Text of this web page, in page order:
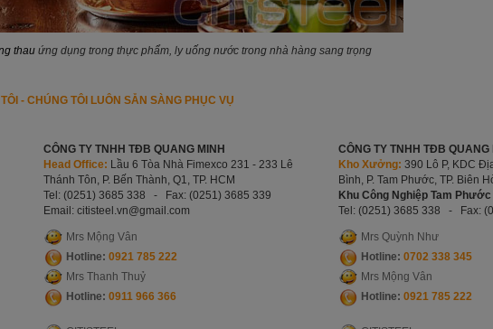
thauứng dụng trong thực phẩm, ly uống nước trong nhà hàng sang trọng
- CHÚNG TÔI LUÔN SẴN SÀNG PHỤC VỤ
CÔNG TY TNHH TĐB QUANG MINH
Head Office: Lầu 6 Tòa Nhà Fimexco 231 - 233 Lê
Thánh Tôn, P. Bến Thành, Q1, TP. HCM
Tel: (0251) 3685 338 -
Fax: (0251) 3685 339
Email: citisteel.vn@gmail.com
Mrs Mộng Vân
Hotline: 0921 785 222
Mrs Thanh Thuỷ
Hotline: 0911 966 366
CÔNG TY TNHH TĐB QUANG
Kho Xưởng: 390 Lô P, KDC
Bình, P. Tam Phước, TP. Biên
Khu Công Nghiệp Tam
Tel: (0251) 3685 338 -
Fax:
Mrs Quỳnh Như
Hotline: 0702 338 345
Mrs Mộng Vân
Hotline: 0921 785 222